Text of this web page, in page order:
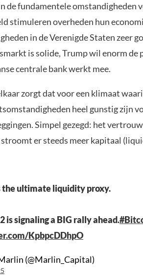
de fundamentele omstandigheden
stimuleren overheden hun
in de Verenigde Staten zeer
is solide, Trump wil enorm de
centrale bank werkt mee.
zorgt dat voor een klimaat
heel gunstig zijn
Simpel gezegd: het
er steeds meer kapitaal
the ultimate liquidity proxy.
is signaling a BIG rally ahead.
KpbpcDDhpO
(@Marlin_Capital)